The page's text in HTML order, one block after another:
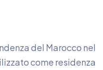
del Marocco nel
come residenza